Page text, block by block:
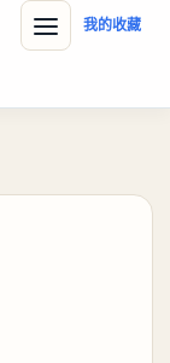
我的收藏